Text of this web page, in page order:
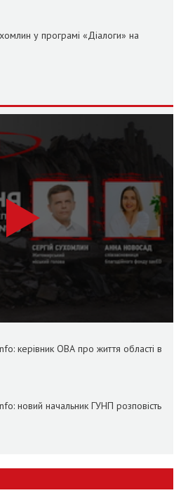
у програмі «Діалоги» на
керівник ОВА про життя області в
новий начальник ГУНП розповість